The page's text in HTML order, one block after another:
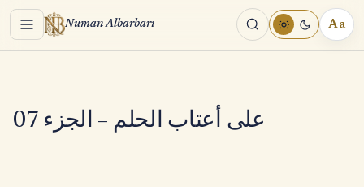
Menu Numan Albarbari Aa
على أعتاب الحلم – الجزء 07